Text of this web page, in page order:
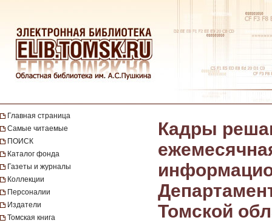
Главная страница
Самые читаемые
ПОИСК
Каталог фонда
Газеты и журналы
Коллекции
Персоналии
Издатели
Томская книга
Кадры
Томской